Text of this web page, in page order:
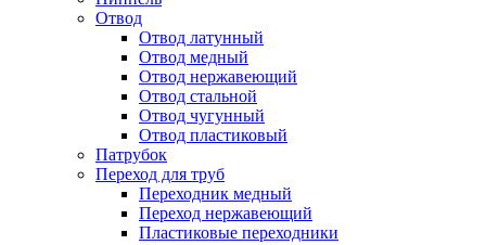
Отвод
Отвод латунный
Отвод медный
Отвод нержавеющий
Отвод стальной
Отвод чугунный
Отвод пластиковый
Патрубок
Переход для труб
Переходник медный
Переход нержавеющий
Пластиковые переходники